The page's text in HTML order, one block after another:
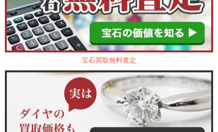
宝石買取無料査定